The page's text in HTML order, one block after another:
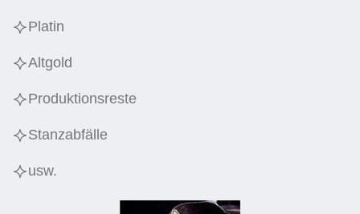
Platin
Altgold
Produktionsreste
Stanzabfälle
usw.